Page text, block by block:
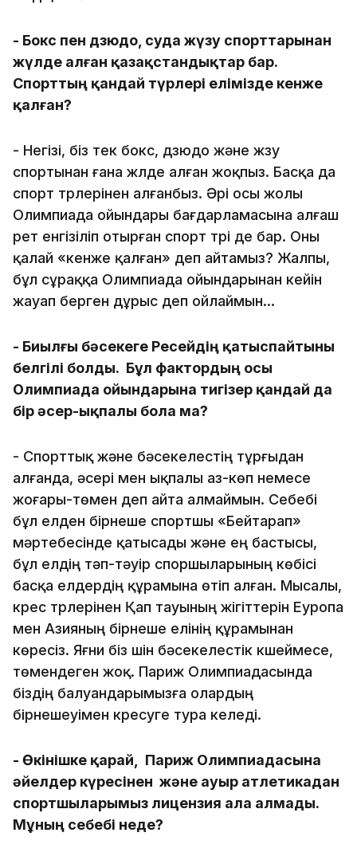
- Бокс пен дзюдо, суда жүзу спорттарынан
жүлде алған қазақстандықтар бар.
Спорттың қандай түрлері елімізде кенже
қалған?
- Негізі, біз тек бокс, дзюдо және жүзу
спортынан ғана жүлде алған жоқпыз. Басқа да
спорт түрлерінен алғанбыз. Әрі осы жолы
Олимпиада ойындары бағдарламасына алғаш
рет енгізіліп отырған спорт түрі де бар. Оны
қалай «кенже қалған» деп айтамыз? Жалпы,
бұл сұраққа Олимпиада ойындарынан кейін
жауап берген дұрыс деп ойлаймын...
- Биылғы бәсекеге Ресейдің қатыспайтыны
белгілі болды. Бұл фактордың осы
Олимпиада ойындарына тигізер қандай да
бір әсер-ықпалы бола ма?
- Спорттық және бәсекелестің тұрғыдан
алғанда, әсері мен ықпалы аз-көп немесе
жоғары-төмен деп айта алмаймын. Себебі
бұл елден бірнеше спортшы «Бейтарап»
мәртебесінде қатысады және ең бастысы,
бұл елдің тәп-тәуір споршыларының көбісі
басқа елдердің құрамына өтіп алған. Мысалы,
күрес түрлерінен Қап тауының жігіттерін Еуропа
мен Азияның бірнеше елінің құрамынан
көресіз. Яғни біз үшін бәсекелестік күшеймесе,
төмендеген жоқ. Париж Олимпиадасында
біздің балуандарымызға олардың
бірнешеуімен күресуге тура келеді.
- Өкінішке қарай, Париж Олимпиадасына
әйелдер күресінен және ауыр атлетикадан
спортшыларымыз лицензия ала алмады.
Мұның себебі неде?